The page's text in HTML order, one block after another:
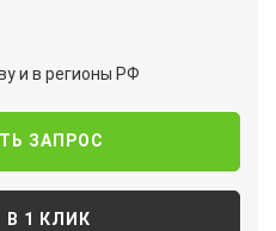
и в регионы РФ
ЗАПРОС
В 1 КЛИК